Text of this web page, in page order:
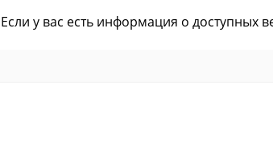
Если у вас есть информация о